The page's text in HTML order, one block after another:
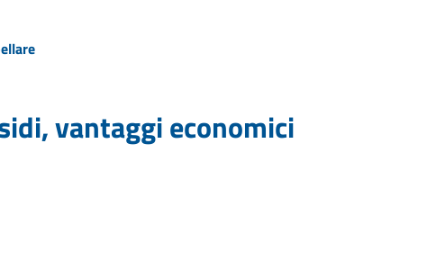
vantaggi economici